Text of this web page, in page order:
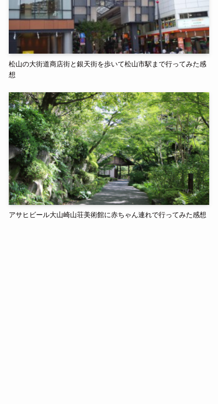
松山の大街道商店街と銀天街を歩いて松山市駅まで行ってみた感
想
アサヒビール大山崎山荘美術館に赤ちゃん連れで行ってみた感想